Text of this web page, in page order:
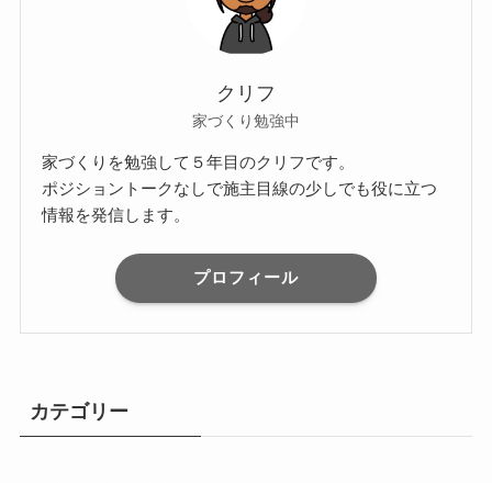
クリフ
家づくり勉強中
家づくりを勉強して５年目のクリフです。
ポジショントークなしで施主目線の少しでも役に立つ
情報を発信します。
プロフィール
カテゴリー